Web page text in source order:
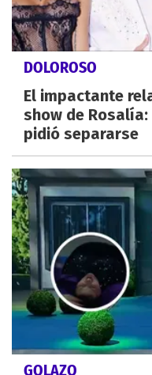
DOLOROSO
El impactante
show de Rosalía:
pidió separarse
GOLAZO